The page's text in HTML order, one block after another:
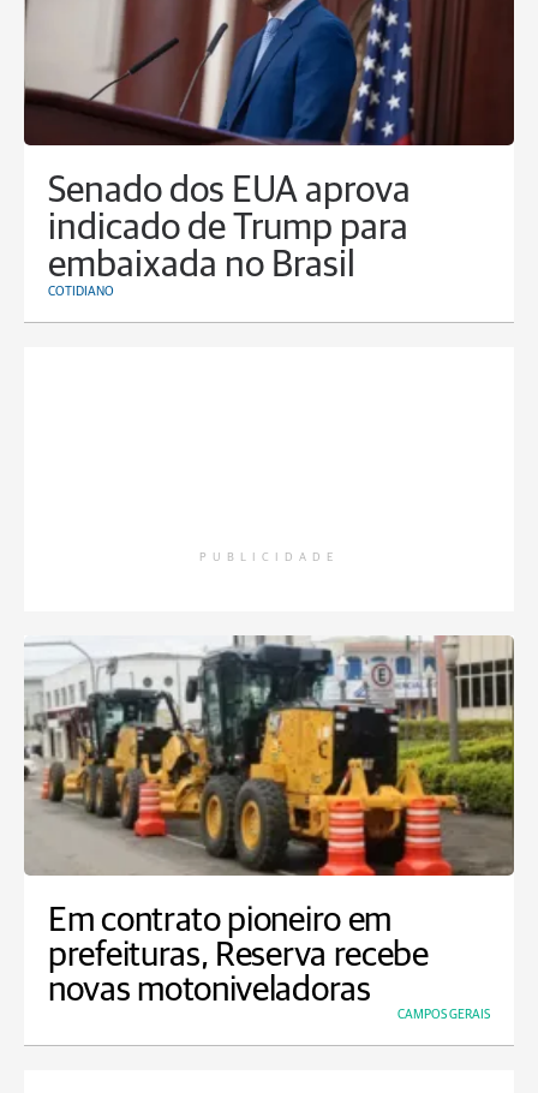
Senado dos EUA aprova
indicado de Trump para
embaixada no Brasil
COTIDIANO
PUBLICIDADE
Em contrato pioneiro em
prefeituras, Reserva recebe
novas motoniveladoras
CAMPOS GERAIS